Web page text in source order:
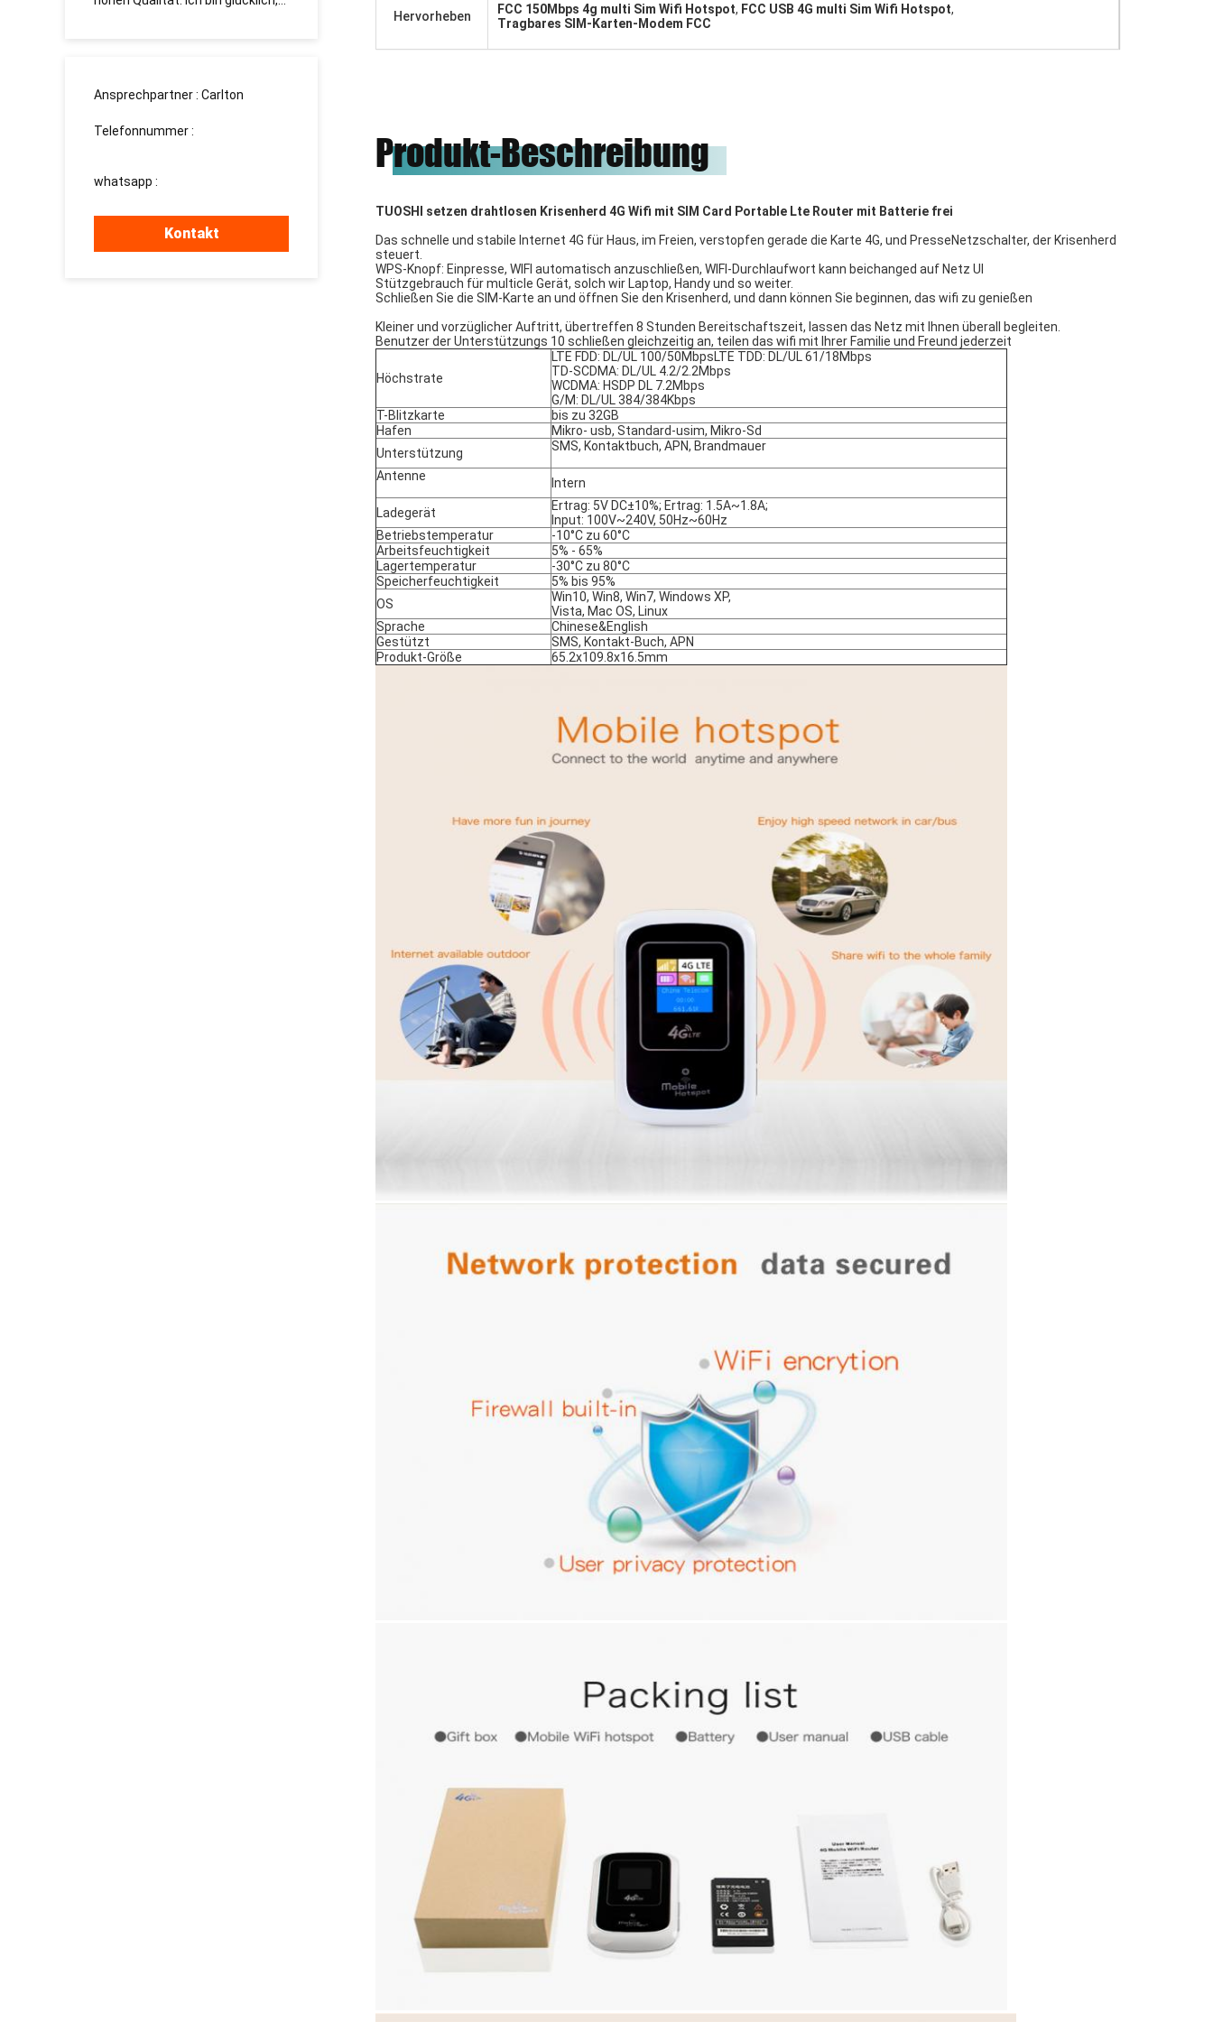
ihnen zu arbeiten.
Ansprechpartner : Carlton
Telefonnummer :
whatsapp :
Kontakt
Hervorheben FCC 150Mbps 4g multi Sim Wifi Hotspot, FCC USB 4G multi Sim Wifi Hotspot,
Tragbares SIM-Karten-Modem FCC
Produkt-Beschreibung
TUOSHI setzen drahtlosen Krisenherd 4G Wifi mit SIM Card Portable Lte Router mit Batterie frei
Das schnelle und stabile Internet 4G für Haus, im Freien, verstopfen gerade die Karte 4G, und PresseNetzschalter, der Krisenherd
steuert.
WPS-Knopf: Einpresse, WIFI automatisch anzuschließen, WIFI-Durchlaufwort kann beichanged auf Netz UI
Stützgebrauch für multicle Gerät, solch wir Laptop, Handy und so weiter.
Schließen Sie die SIM-Karte an und öffnen Sie den Krisenherd, und dann können Sie beginnen, das wifi zu genießen
Kleiner und vorzüglicher Auftritt, übertreffen 8 Stunden Bereitschaftszeit, lassen das Netz mit Ihnen überall begleiten.
Benutzer der Unterstützungs 10 schließen gleichzeitig an, teilen das wifi mit Ihrer Familie und Freund jederzeit
Höchstrate
LTE FDD: DL/UL 100/50MbpsLTE TDD: DL/UL 61/18Mbps
TD-SCDMA: DL/UL 4.2/2.2Mbps
WCDMA: HSDP DL 7.2Mbps
G/M: DL/UL 384/384Kbps
T-Blitzkarte
bis zu 32GB
Hafen
Mikro- usb, Standard-usim, Mikro-Sd
Unterstützung
SMS, Kontaktbuch, APN, Brandmauer
Antenne Intern
Ladegerät
Ertrag: 5V DC±10%; Ertrag: 1.5A~1.8A;
Input: 100V~240V, 50Hz~60Hz
Betriebstemperatur
-10°C zu 60°C
Arbeitsfeuchtigkeit
5% - 65%
Lagertemperatur
-30°C zu 80°C
Speicherfeuchtigkeit
5% bis 95%
OS
Win10, Win8, Win7, Windows XP,
Vista, Mac OS, Linux
Sprache
Chinese&English
Gestützt
SMS, Kontakt-Buch, APN
Produkt-Größe
65.2x109.8x16.5mm